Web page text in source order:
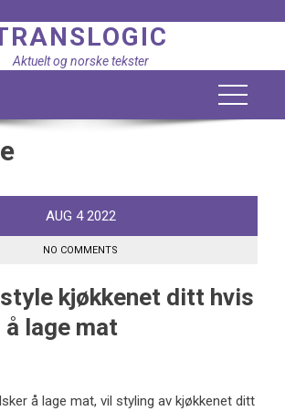
Aktuelt og norske tekster
AUG 4 2022
NO COMMENTS
kjøkkenet ditt hvis
lage mat
å lage mat, vil styling av kjøkkenet ditt